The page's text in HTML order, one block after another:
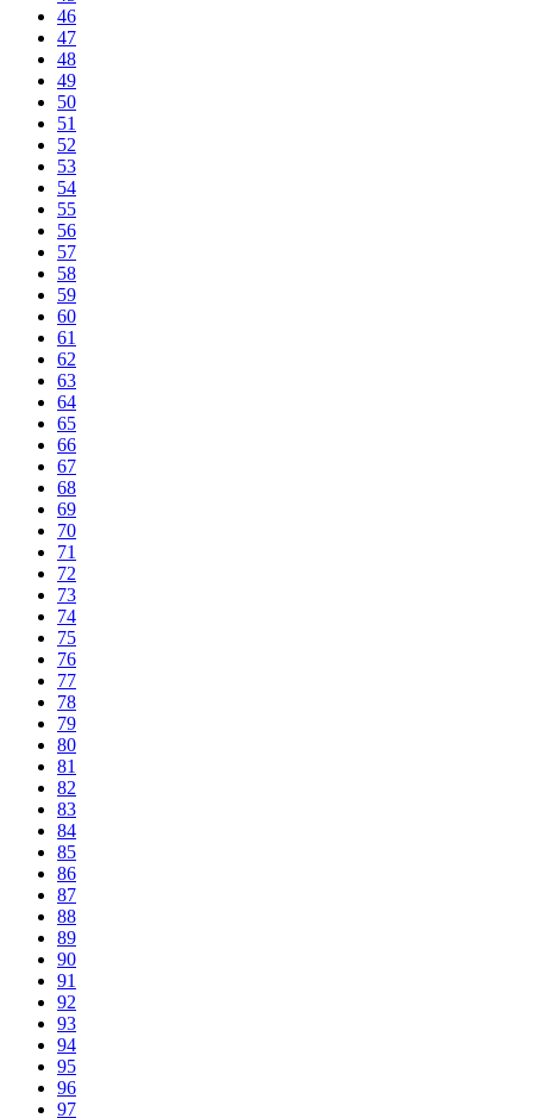
46
47
48
49
50
51
52
53
54
55
56
57
58
59
60
61
62
63
64
65
66
67
68
69
70
71
72
73
74
75
76
77
78
79
80
81
82
83
84
85
86
87
88
89
90
91
92
93
94
95
96
97